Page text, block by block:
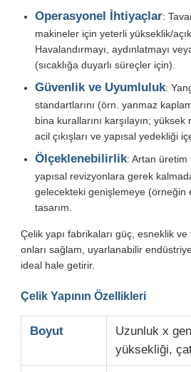
Operasyonel İhtiyaçlar:
makineler için yeterli yükseklik/
Havalandırmayı, aydınlatmayı
(sıcaklığa duyarlı süreçler için).
Güvenlik ve Uyumluluk:
standartlarını (örn. yanmaz
bina kurallarını karşılayın;
acil çıkışları ve yapısal yedekliği
Ölçeklenebilirlik: Artan
yapısal revizyonlara gerek
gelecekteki genişlemeye (örneğin
tasarım.
Çelik yapı fabrikaları güç, esneklik
onları sağlam, uyarlanabilir
ideal hale getirir.
Çelik Yapının Özellikleri
Boyut
Uzunluk x
yüksekliği,